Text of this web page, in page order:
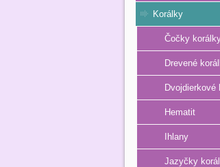
Korálky
Čočky
Drevené
Dvojdierkové
Hematit
Ihlany
Jazyčky